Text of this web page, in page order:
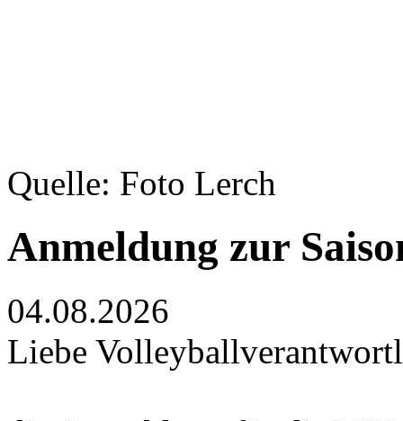
Quelle: Foto Lerch
Anmeldung zur
04.08.2026
Liebe